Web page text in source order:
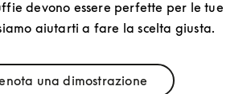
devono essere perfette per le tue
aiutarti a fare la scelta giusta.
una dimostrazione
Link Opens in New Tab